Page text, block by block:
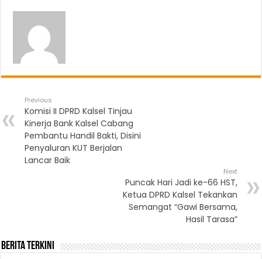
Previous
Komisi II DPRD Kalsel Tinjau
Kinerja Bank Kalsel Cabang
Pembantu Handil Bakti, Disini
Penyaluran KUT Berjalan
Lancar Baik
Next
Puncak Hari Jadi ke-66 HST,
Ketua DPRD Kalsel Tekankan
Semangat “Gawi Bersama,
Hasil Tarasa”
Berita Terkini